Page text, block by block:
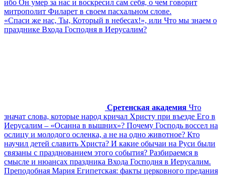
ибо Он умер за нас и воскресил сам себя, о чем говорит
митрополит Филарет в своем пасхальном слове.
«Спаси же нас, Ты, Который в небесах!», или Что мы знаем о
празднике Входа Господня в Иерусалим?
Сретенская академия Что
значат слова, которые народ кричал Христу при въезде Его в
Иерусалим – «Осанна в вышних»? Почему Господь воссел на
ослицу и молодого осленка, а не на одно животное? Кто
научил детей славить Христа? И какие обычаи на Руси были
связаны с празднованием этого события? Разбираемся в
смысле и нюансах праздника Входа Господня в Иерусалим.
Преподобная Мария Египетская: факты церковного предания